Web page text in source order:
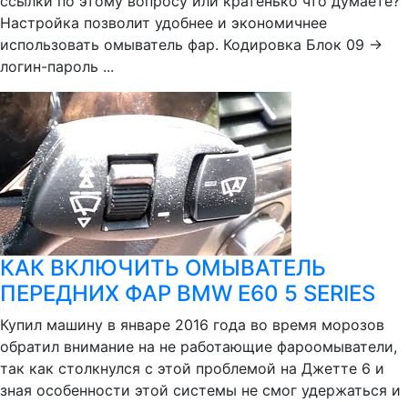
Настройка позволит удобнее и экономичнее
использовать омыватель фар. Кодировка Блок 09 →
логин-пароль ...
КАК ВКЛЮЧИТЬ ОМЫВАТЕЛЬ
ПЕРЕДНИХ ФАР BMW E60 5 SERIES
Купил машину в январе 2016 года во время морозов
обратил внимание на не работающие фароомыватели,
так как столкнулся с этой проблемой на Джетте 6 и
зная особенности этой системы не смог удержаться и